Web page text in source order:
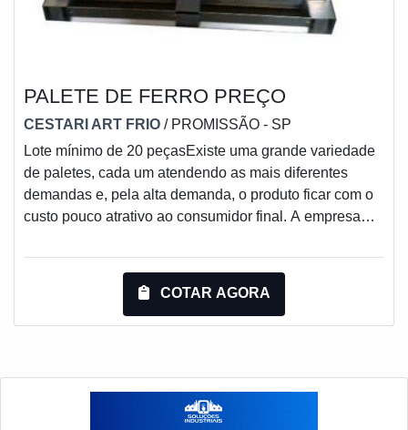
PALETE DE FERRO PREÇO
CESTARI ART FRIO / PROMISSÃO - SP
Lote mínimo de 20 peçasExiste uma grande variedade
de paletes, cada um atendendo as mais diferentes
demandas e, pela alta demanda, o produto ficar com o
custo pouco atrativo ao consumidor final. A empresa
garantindo ainda assim uma qualidade superiora aos
da concorrência.O palete feito de ferro é um produto em
si que permite verticalizar o estoque, multiplicando a
capacidade de armazenagem utilizando a mesma área,
COTAR AGORA